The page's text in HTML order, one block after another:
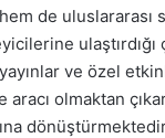
de uluslararası
ve özel
olmaktan